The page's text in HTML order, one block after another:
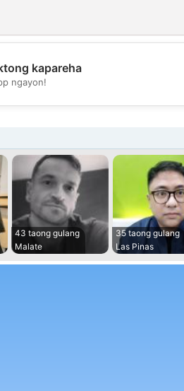
💕
kapareha
ngayon!
43 taong gulang
Malate
35 taong gulang
Las Pinas